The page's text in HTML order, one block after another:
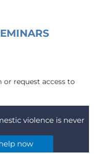
or request access to
violence is never
now